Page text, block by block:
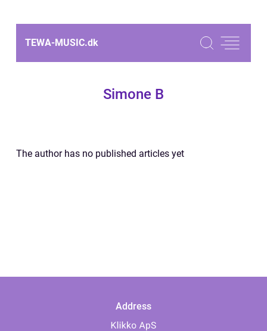
TEWA-MUSIC.dk
Simone B
The author has no published articles yet
Address